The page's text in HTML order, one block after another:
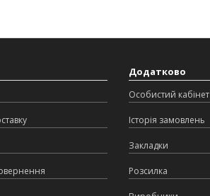
Додатково
Особистий кабінет
Історія замовлень
Закладки
Розсилка